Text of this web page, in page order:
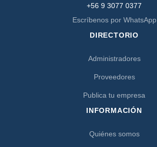
+56 9 3077 0377
Escríbenos por WhatsApp
DIRECTORIO
Administradores
Proveedores
Publica tu empresa
INFORMACIÓN
Quiénes somos